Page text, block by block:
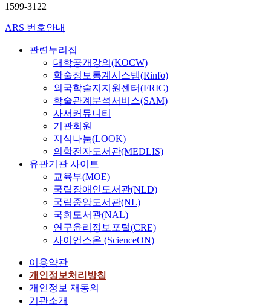
1599-3122
ARS 번호안내
관련누리집
대학공개강의(KOCW)
학술정보통계시스템(Rinfo)
외국학술지지원센터(FRIC)
학술관계분석서비스(SAM)
사서커뮤니티
기관회원
지식나눔(LOOK)
의학전자도서관(MEDLIS)
유관기관 사이트
교육부(MOE)
국립장애인도서관(NLD)
국립중앙도서관(NL)
국회도서관(NAL)
연구윤리정보포털(CRE)
사이언스온 (ScienceON)
이용약관
개인정보처리방침
개인정보 재동의
기관소개